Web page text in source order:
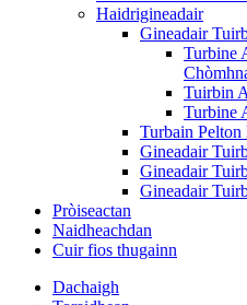
Haidrigineadair
Gineadair
Turbine
Tuirbin
Turbine
Turbain Pelton
Gineadair
Gineadair
Gineadair
Pròiseactan
Naidheachdan
Cuir fios thugainn
Dachaigh